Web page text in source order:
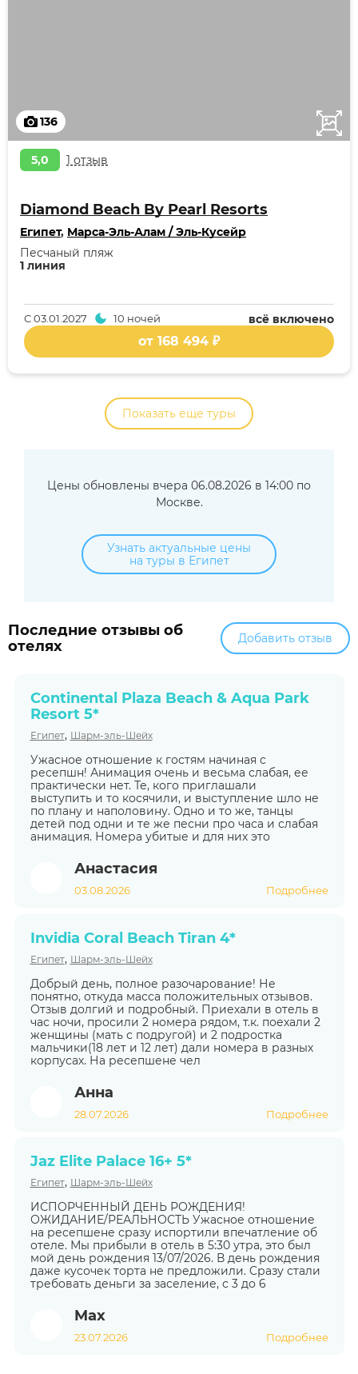
136
5,0 1 отзыв
Diamond Beach By Pearl Resorts
Египет, Марса-Эль-Алам / Эль-Кусейр
1 линия
Песчаный пляж
всё включено
С03.01.2027 10 ночей
от 168 494 ₽
Показать еще туры
Цены обновлены вчера 06.08.2026 в 14:00 по
Москве.
Узнать актуальные цены
на туры в Египет
Последние отзывы об
отелях
Добавить отзыв
Continental Plaza Beach & Aqua Park
Resort 5*
Египет, Шарм-эль-Шейх
Ужасное отношение к гостям начиная с
ресепшн! Анимация очень и весьма слабая, ее
практически нет. Те, кого приглашали
выступить и то косячили, и выступление шло не
по плану и наполовину. Одно и то же, танцы
детей под одни и те же песни про часа и слабая
анимация. Номера убитые и для них это
Анастасия
03.08.2026 Подробнее
Invidia Coral Beach Tiran 4*
Египет, Шарм-эль-Шейх
Добрый день, полное разочарование! Не
понятно, откуда масса положительных отзывов.
Отзыв долгий и подробный. Приехали в отель в
час ночи, просили 2 номера рядом, т.к. поехали 2
женщины (мать с подругой) и 2 подростка
мальчики(18 лет и 12 лет) дали номера в разных
корпусах. На ресепшене чел
Анна
28.07.2026 Подробнее
Jaz Elite Palace 16+ 5*
Египет, Шарм-эль-Шейх
ИСПОРЧЕННЫЙ ДЕНЬ РОЖДЕНИЯ!
ОЖИДАНИЕ/РЕАЛЬНОСТЬ Ужасное отношение
на ресепшене сразу испортили впечатление об
отеле. Мы прибыли в отель в 5:30 утра, это был
мой день рождения 13/07/2026. В день рождения
даже кусочек торта не предложили. Cразу стали
требовать деньги за заселение, с 3 до 6
Max
23.07.2026 Подробнее